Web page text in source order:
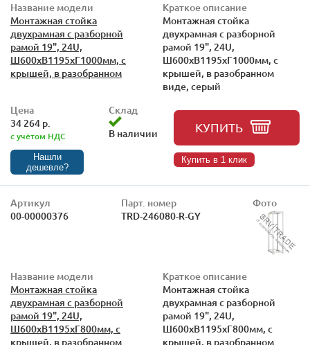
Название модели
Монтажная стойка
двухрамная с разборной
рамой 19", 24U,
Ш600xВ1195xГ1000мм, с
крышей, в разобранном
Краткое описание
Монтажная стойка
двухрамная с разборной
рамой 19", 24U,
Ш600xВ1195xГ1000мм, с
крышей, в разобранном
виде, серый
Цена
34 264 р.
с учётом НДС
Нашли
дешевле?
Склад
В наличии
КУПИТЬ
Купить в 1 клик
Артикул
00-00000376
Парт. номер
TRD-246080-R-GY
Фото
Название модели
Монтажная стойка
двухрамная с разборной
рамой 19", 24U,
Ш600xВ1195xГ800мм, с
крышей, в разобранном
Краткое описание
Монтажная стойка
двухрамная с разборной
рамой 19", 24U,
Ш600xВ1195xГ800мм, с
крышей, в разобранном